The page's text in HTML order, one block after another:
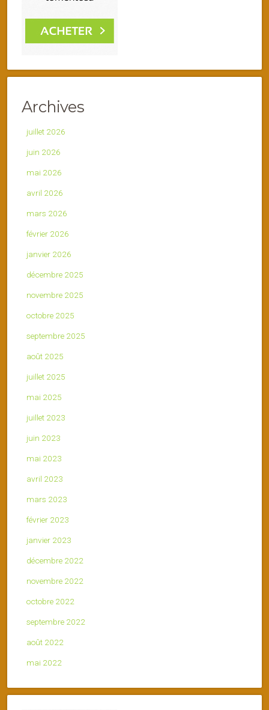
Archives
juillet 2026
juin 2026
mai 2026
avril 2026
mars 2026
février 2026
janvier 2026
décembre 2025
novembre 2025
octobre 2025
septembre 2025
août 2025
juillet 2025
mai 2025
juillet 2023
juin 2023
mai 2023
avril 2023
mars 2023
février 2023
janvier 2023
décembre 2022
novembre 2022
octobre 2022
septembre 2022
août 2022
mai 2022